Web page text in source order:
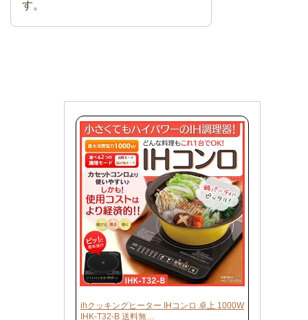
す。
ihクッキングヒーター IHコンロ 卓上 1000W
IHK-T32-B 送料無…